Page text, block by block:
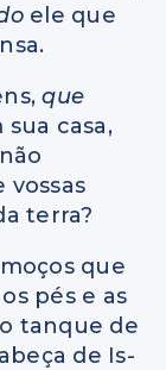
ele que
que
casa,
vossas
terra?
que
pés e as
tanque de
de Is-